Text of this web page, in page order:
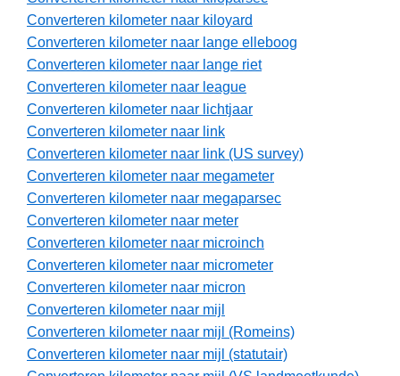
Converteren kilometer naar kiloyard
Converteren kilometer naar lange elleboog
Converteren kilometer naar lange riet
Converteren kilometer naar league
Converteren kilometer naar lichtjaar
Converteren kilometer naar link
Converteren kilometer naar link (US survey)
Converteren kilometer naar megameter
Converteren kilometer naar megaparsec
Converteren kilometer naar meter
Converteren kilometer naar microinch
Converteren kilometer naar micrometer
Converteren kilometer naar micron
Converteren kilometer naar mijl
Converteren kilometer naar mijl (Romeins)
Converteren kilometer naar mijl (statutair)